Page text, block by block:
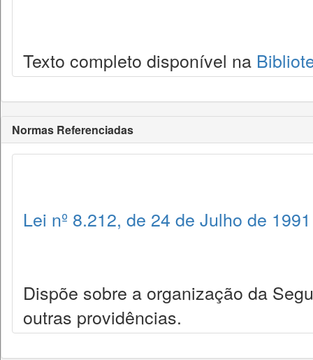
Texto completo disponível na
Normas Referenciadas
Lei nº 8.212, de 24 de Julho de 1991
Dispõe sobre a organização da
outras providências.